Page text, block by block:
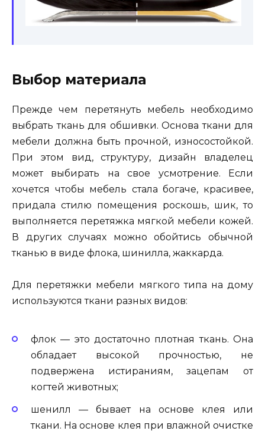
Выбор материала
Прежде чем перетянуть мебель необходимо
выбрать ткань для обшивки. Основа ткани для
мебели должна быть прочной, износостойкой.
При этом вид, структуру, дизайн владелец
может выбирать на свое усмотрение. Если
хочется чтобы мебель стала богаче, красивее,
придала стилю помещения роскошь, шик, то
выполняется перетяжка мягкой мебели кожей.
В других случаях можно обойтись обычной
тканью в виде флока, шинилла, жаккарда.
Для перетяжки мебели мягкого типа на дому
используются ткани разных видов:
флок — это достаточно плотная ткань. Она
обладает высокой прочностью, не
подвержена истираниям, зацепам от
когтей животных;
шенилл — бывает на основе клея или
ткани. На основе клея при влажной очистке